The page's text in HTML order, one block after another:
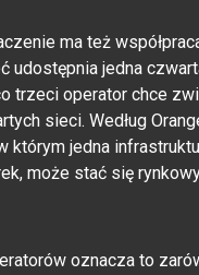
ma też
udostępnia jedna
trzeci operator chce
sieci. Według
którym jedna
może stać się
oznacza to